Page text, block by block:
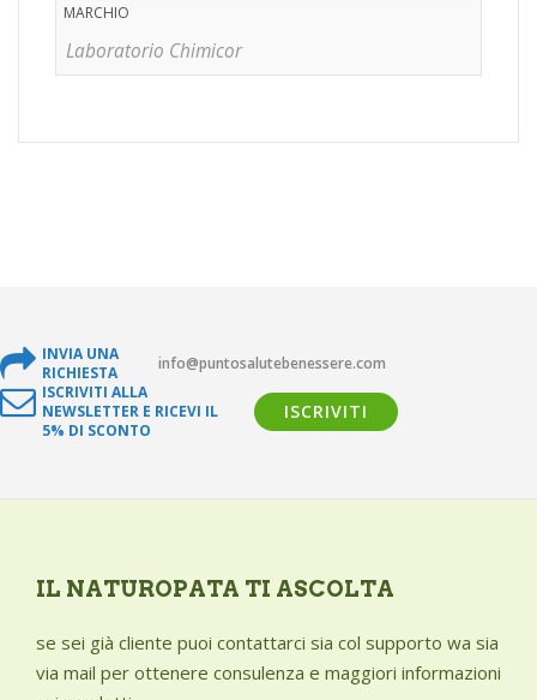
MARCHIO
Laboratorio Chimicor
INVIA UNA
RICHIESTA
info@puntosalutebenessere.com
ISCRIVITI ALLA
NEWSLETTER E RICEVI IL
5% DI SCONTO
ISCRIVITI
IL NATUROPATA TI ASCOLTA
se sei già cliente puoi contattarci sia col supporto wa sia
via mail per ottenere consulenza e maggiori informazioni